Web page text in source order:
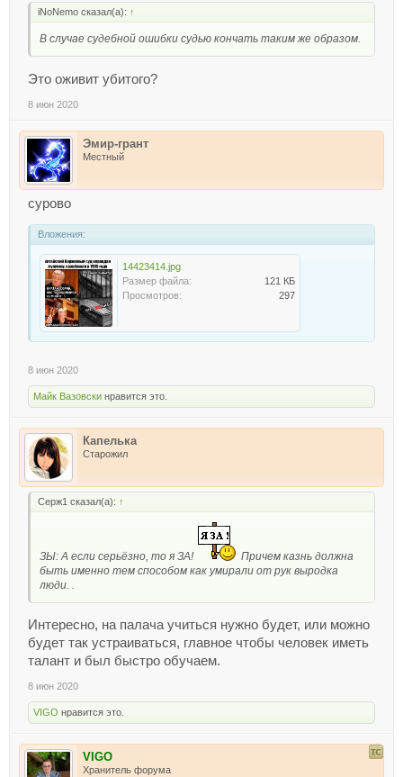
iNoNemo сказал(а): ↑
В случае судебной ошибки судью кончать таким же образом.
Это оживит убитого?
8 июн 2020
Эмир-грант
Местный
сурово
Вложения:
14423414.jpg
Размер файла:
121 КБ
Просмотров:
297
8 июн 2020
Майк Вазовски нравится это.
Капелька
Старожил
Серж1 сказал(а): ↑
ЗЫ: А если серьёзно, то я ЗА!
Причем казнь должна
быть именно тем способом как умирали от рук выродка
люди. .
Интересно, на палача учиться нужно будет, или можно
будет так устраиваться, главное чтобы человек иметь
талант и был быстро обучаем.
8 июн 2020
VIGO нравится это.
VIGO
Хранитель форума